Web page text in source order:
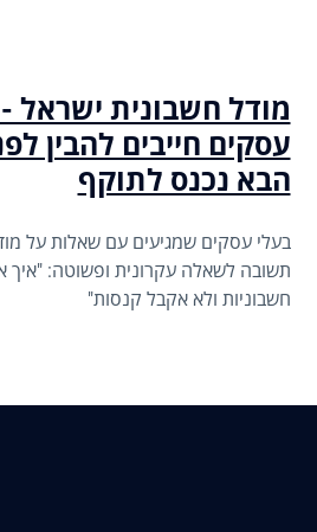
מודל חשבונית ישראל
עסקים חייבים להבין
הבא נכנס לתוקף
בעלי עסקים שמגיעים עם שאלות על
תשובה לשאלה עקרונית ופשוטה: "איך
חשבוניות ולא אקבל קנסות"